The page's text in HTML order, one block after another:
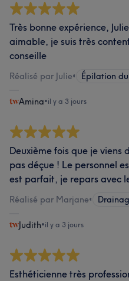
Très bonne expérience,
aimable, je suis très
conseille
Réalisé par Julie• Épilation
Amina•il y a 3 jours
Deuxième fois que je viens
pas déçue ! Le personnel
est parfait, je repars avec
Réalisé par Marjane•
Judith•il y a 3 jours
Esthéticienne très